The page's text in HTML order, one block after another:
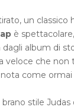
un classico
è
album di
veloce che
come ormai
stile